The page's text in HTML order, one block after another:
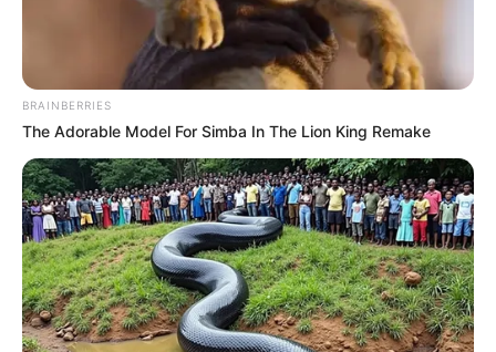
BRAINBERRIES
The Adorable Model For Simba In The Lion King Remake